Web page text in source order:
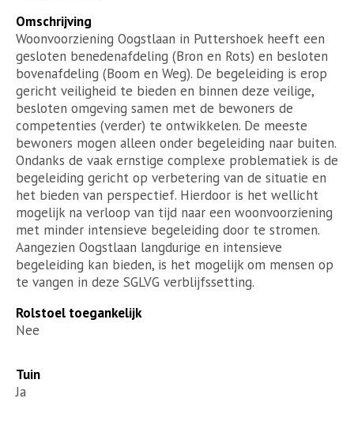
Omschrijving
Woonvoorziening Oogstlaan in Puttershoek heeft een
gesloten benedenafdeling (Bron en Rots) en besloten
bovenafdeling (Boom en Weg). De begeleiding is erop
gericht veiligheid te bieden en binnen deze veilige,
besloten omgeving samen met de bewoners de
competenties (verder) te ontwikkelen. De meeste
bewoners mogen alleen onder begeleiding naar buiten.
Ondanks de vaak ernstige complexe problematiek is de
begeleiding gericht op verbetering van de situatie en
het bieden van perspectief. Hierdoor is het wellicht
mogelijk na verloop van tijd naar een woonvoorziening
met minder intensieve begeleiding door te stromen.
Aangezien Oogstlaan langdurige en intensieve
begeleiding kan bieden, is het mogelijk om mensen op
te vangen in deze SGLVG verblijfssetting.
Rolstoel toegankelijk
Nee
Tuin
Ja